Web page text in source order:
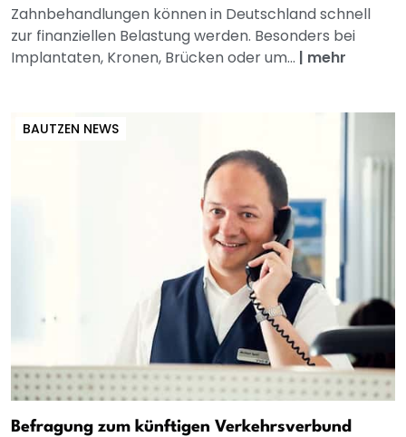
Zahnbehandlungen können in Deutschland schnell
zur finanziellen Belastung werden. Besonders bei
Implantaten, Kronen, Brücken oder um... | mehr
BAUTZEN NEWS
Befragung zum künftigen Verkehrsverbund